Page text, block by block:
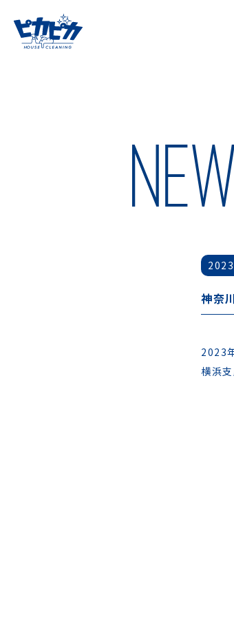
神奈
2023
横浜